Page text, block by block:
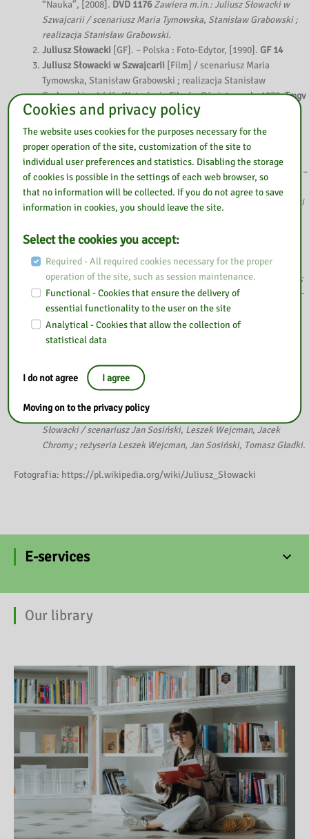
“Nauka”, [2008]. DVD 1176Zawiera m.in.: Juliusz Słowacki w
Szwajcarii / scenariusz Maria Tymowska, Stanisław Grabowski ;
realizacja Stanisław Grabowski.
Juliusz Słowacki [GF]. – Polska : Foto-Edytor, [1990].GF 14
Juliusz Słowacki w Szwajcarii [Film] / scenariusz Maria
Tymowska, Stanisław Grabowski ; realizacja Stanisław
Grabowski. – Łódź : Wytwórnia Filmów Oświatowych, 1970. Tmgv
1654
Juliusz Słowacki [DVD] :życie i twórczość
. – Łódź : Wytwórnia
Pomocy Dydaktycznych, [200?].
DVD 251
Spotkania z literaturą
. Cz. 1, kas. 1 [Film] / scenariusz Barbara
Hanna Kuligowska ; reżyseria Waldemar Stroński, Henryk Talar. –
Warszawa : Ministerstwo Edukacji Narodowej, 1995.Tmgv 728
Zawiera min.: “…żyłem z wami, cierpiałem…” – Juliusz Słowacki
Spotkania z literaturą
[DVD] / scenariusz Barbara Hanna
Kuligowska ; reżyseria Henryk Drygalski, Henryk Talar, Paweł
Trzaska [et al.]. – Łódź : Wytwórnia Pomocy Dydaktycznych,
[2007].DVD 520Zawiera m.in.: Mickiewicz, Słowacki, Krasiński ;
4.Romantyczna liryka miłosna ; “…żyłem z wami, cierpiałem…” –
Juliusz Słowacki.
Spotkania z literaturą[DVD] / scenariusz Barbara Hanna
Kuligowska ; reżyseria Henryk Talar, Zdzisław Tobiasz, Henryk
DVD 515Zawiera m.in.: Juliusz Słowacki – Kordian
Spotkania z literaturą
[DVD]. – Łódź : Wytwórnia Pomocy
Słowackiego / realizacja i zdjęcia Piotr Parandowski ; .Juliusz
Słowacki / scenariusz Jan Sosiński, Leszek Wejcman, Jacek
Chromy ; reżyseria Leszek Wejcman, Jan Sosiński, Tomasz Gładki.
Fotografia: https://pl.wikipedia.org/wiki/Juliusz_Słowacki
E-services
Our library
Cookies and privacy policy
The website uses cookies for the purposes necessary for the
proper operation of the site, customization of the site to
individual user preferences and statistics. Disabling the storage
of cookies is possible in the settings of each web browser, so
that no information will be collected. If you do not agree to save
information in cookies, you should leave the site.
Select the cookies you accept:
Required - All required cookies necessary for the proper
operation of the site, such as session maintenance.
Functional - Cookies that ensure the delivery of
essential functionality to the user on the site
Analytical - Cookies that allow the collection of
statistical data
I do not agree I agree
Moving on to the privacy policy